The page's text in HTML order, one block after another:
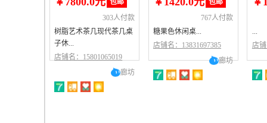
包邮
303人付款
树脂艺术茶几现代茶几桌
子休...
店铺名：15801065019
廊坊
包邮
767人付款
糖果色休闲桌...
店铺名：13831697385
廊坊
...
店铺